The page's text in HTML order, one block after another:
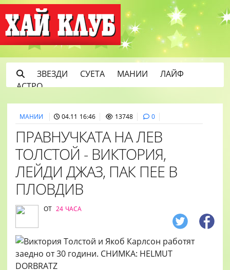
ЗВЕЗДИ СУЕТА МАНИИ
ЛАЙФ
АСТРО
МАНИИ 04.11 16:46 13748 0
ПРАВНУЧКАТА НА ЛЕВ
ТОЛСТОЙ - ВИКТОРИЯ,
ЛЕЙДИ ДЖАЗ, ПАК ПЕЕ В
ПЛОВДИВ
ОТ 24 ЧАСА